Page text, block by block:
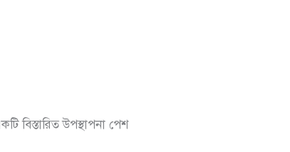
বিস্তারিত উপস্থাপনা পেশ